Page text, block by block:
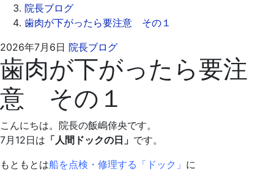
院長ブログ
歯肉が下がったら要注意 その１
2026年7月6日 院長ブログ2026
年
7
9
日
飯
嶋
歯
医
院
歯肉が下がったら要注
意 その１
こんにちは。院長の飯嶋倖央です。
7月12日は 「人間ドックの日」 です。
もともとは船を点検・修理する「ドック」 に